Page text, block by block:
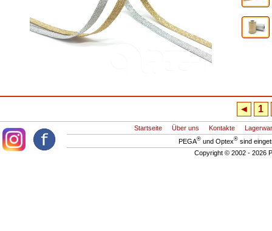
1
◄
Startseite Über uns Kontakte
PEGA® und Optex® sind
Copyright © 2002 - 2026